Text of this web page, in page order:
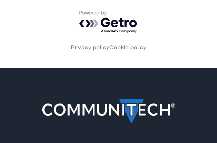
Powered by Getro.com
Privacy policyCookie policy